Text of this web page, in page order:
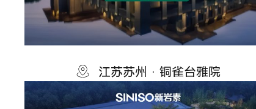
江苏苏州 · 铜雀台雅院